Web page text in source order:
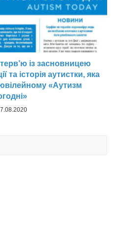
із засновницею
та історія аутистки, яка
«Аутизм